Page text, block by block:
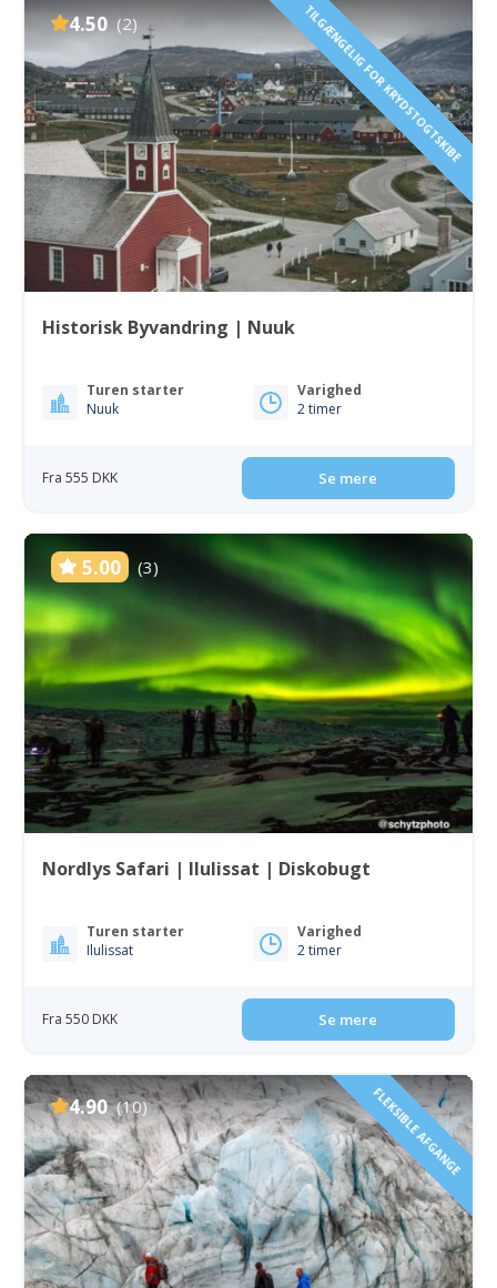
4.50 (2) TILGÆNGELIG FOR KRYDSTOGTSKIBE
Historisk Byvandring | Nuuk
Turen starter
Nuuk
Varighed
2 timer
Fra 555 DKK Se mere
5.00 (3)
Nordlys Safari | Ilulissat | Diskobugt
Turen starter
Ilulissat
Varighed
2 timer
Fra 550 DKK Se mere
4.90 (10) FLEKSIBLE AFGANGE